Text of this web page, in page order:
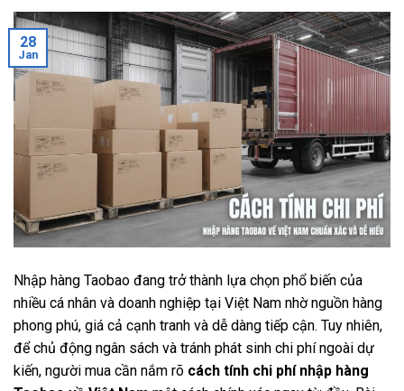
28
Jan
Nhập hàng Taobao đang trở thành lựa chọn phổ biến của
nhiều cá nhân và doanh nghiệp tại Việt Nam nhờ nguồn hàng
phong phú, giá cả cạnh tranh và dễ dàng tiếp cận. Tuy nhiên,
để chủ động ngân sách và tránh phát sinh chi phí ngoài dự
kiến, người mua cần nắm rõ cách tính chi phí nhập hàng